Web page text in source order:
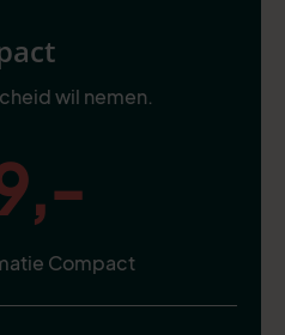
wil nemen.
Compact